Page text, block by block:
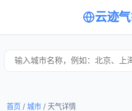
云迹
首页 / 城市 / 天气详情